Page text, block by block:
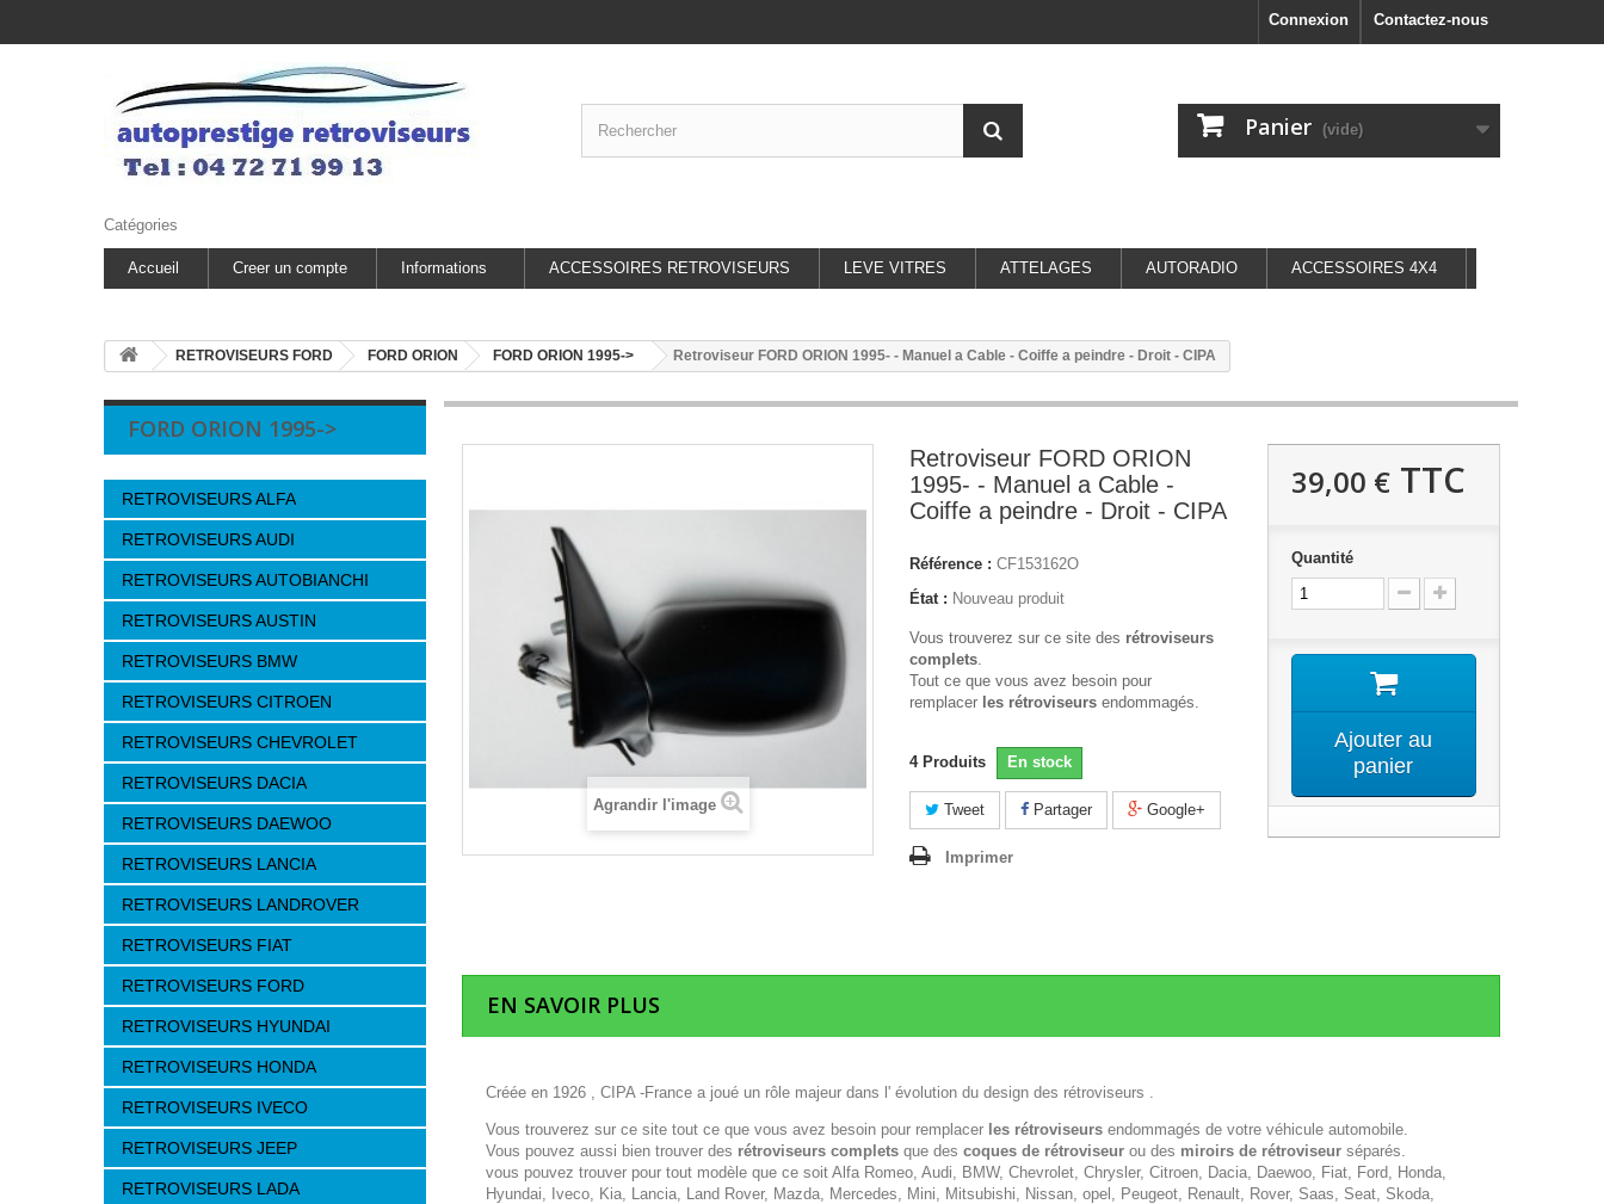
Contactez-nous
Connexion
Panier (vide)
Catégories
Accueil Creer un compte Informations ACCESSOIRES RETROVISEURS LEVE VITRES ATTELAGES AUTORADIO ACCESSOIRES 4X4
RETROVISEURS FORD FORD ORION FORD ORION 1995-> Retroviseur FORD ORION 1995- - Manuel a Cable - Coiffe a peindre - Droit - CIPA
FORD ORION 1995->
RETROVISEURS ALFA
RETROVISEURS AUDI
RETROVISEURS AUTOBIANCHI
RETROVISEURS AUSTIN
RETROVISEURS BMW
RETROVISEURS CITROEN
RETROVISEURS CHEVROLET
RETROVISEURS DACIA
RETROVISEURS DAEWOO
RETROVISEURS LANCIA
RETROVISEURS LANDROVER
RETROVISEURS FIAT
RETROVISEURS FORD
RETROVISEURS HYUNDAI
RETROVISEURS HONDA
RETROVISEURS IVECO
RETROVISEURS JEEP
RETROVISEURS LADA
Agrandir l'image
Retroviseur FORD ORION
1995- - Manuel a Cable -
Coiffe a peindre - Droit - CIPA
Référence : CF153162O
État : Nouveau produit
Vous trouverez sur ce site des rétroviseurs
complets.
Tout ce que vous avez besoin pour
remplacer les rétroviseurs endommagés.
4 Produits En stock
Tweet Partager Google+
Imprimer
39,00 €TTC
Quantité
Ajouter au
panier
EN SAVOIR PLUS
Créée en 1926 , CIPA -France a joué un rôle majeur dans l' évolution du design des rétroviseurs .
Vous trouverez sur ce site tout ce que vous avez besoin pour remplacer les rétroviseurs endommagés de votre véhicule automobile.
Vous pouvez aussi bien trouver des rétroviseurs complets que des coques de rétroviseur ou des miroirs de rétroviseur séparés.
vous pouvez trouver pour tout modèle que ce soit Alfa Romeo, Audi, BMW, Chevrolet, Chrysler, Citroen, Dacia, Daewoo, Fiat, Ford, Honda,
Hyundai, Iveco, Kia, Lancia, Land Rover, Mazda, Mercedes, Mini, Mitsubishi, Nissan, opel, Peugeot, Renault, Rover, Saas, Seat, Skoda,